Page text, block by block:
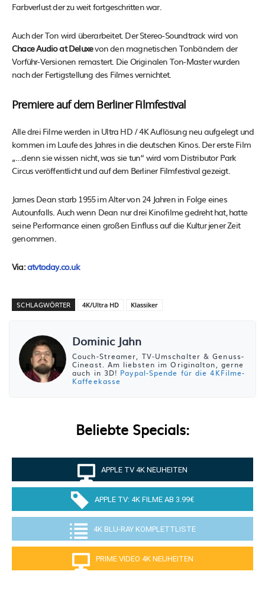
Farbverlust der zu weit fortgeschritten war.
Auch der Ton wird überarbeitet. Der Stereo-Soundtrack wird von
Chace Audio at Deluxevon den magnetischen Tonbändern der
Vorführ-Versionen remastert. Die Originalen Ton-Master wurden
nach der Fertigstellung des Filmes vernichtet.
Premiere auf dem Berliner Filmfestival
Alle drei Filme werden in Ultra HD / 4K Auflösung neu aufgelegt und
kommen im Laufe des Jahres in die deutschen Kinos. Der erste Film
„…denn sie wissen nicht, was sie tun“ wird vom Distributor Park
Circus veröffentlicht und auf dem Berliner Filmfestival gezeigt.
James Dean starb 1955 im Alter von 24 Jahren in Folge eines
Autounfalls. Auch wenn Dean nur drei Kinofilme gedreht hat, hatte
seine Performance einen großen Einfluss auf die Kultur jener Zeit
genommen.
Via:atvtoday.co.uk
SCHLAGWÖRTER 4K/Ultra HD Klassiker
Dominic Jahn
Couch-Streamer, TV-Umschalter & Genuss-
Cineast. Am liebsten im Originalton, gerne
auch in 3D! Paypal-Spende für die 4KFilme-
Kaffeekasse
Beliebte Specials:
APPLE TV 4K NEUHEITEN
APPLE TV: 4K FILME AB 3.99€
4K BLU-RAY KOMPLETTLISTE
PRIME VIDEO 4K NEUHEITEN